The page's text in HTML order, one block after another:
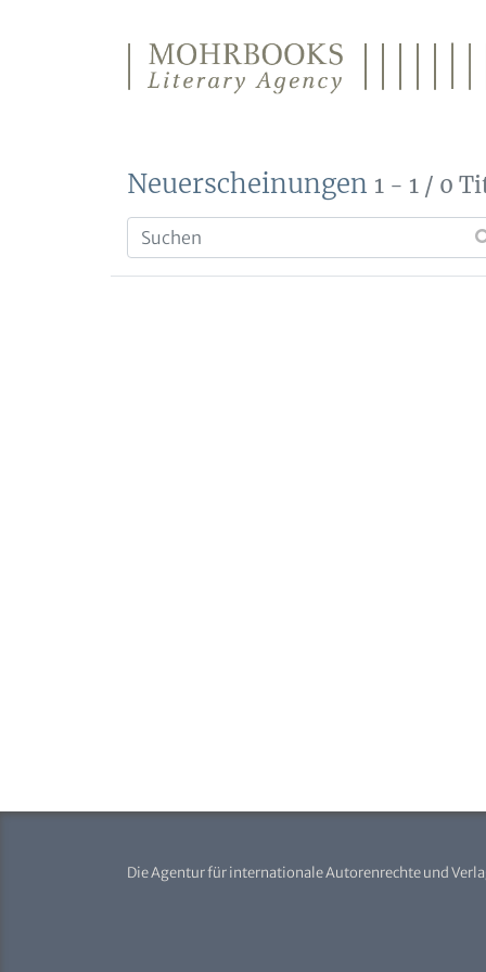
Neuerscheinungen 1 - 1 / 0
Die Agentur für internationale Autorenrechte und